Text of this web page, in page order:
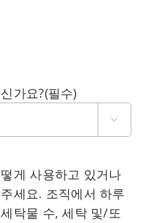
가요?(필수)

게 사용하고 있거나
세요. 조직에서 하루
탁물 수, 세탁 및/또